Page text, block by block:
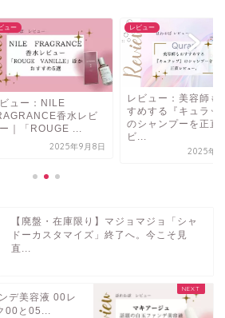
ュー
ュー：NILE
香水レビ
｜「ROUGE ...
2025年9月8日
レビュー
レビュー：美容師も
すめする『キュラッ
のシャンプーを正直
ビ...
2025年4
【廃盤・在庫限り】マジョマジョ「シャ
ドーカスタマイズ」終了へ。今こそ見
直...
デ美容液 00レ
00と05...